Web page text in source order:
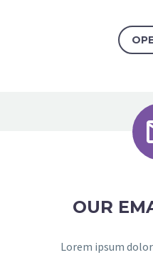
OUR
Lorem ipsum